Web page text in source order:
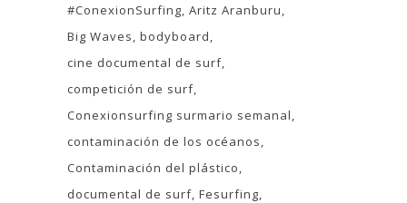
#ConexionSurfing Aritz Aranburu
Big Waves bodyboard
cine documental de surf
competición de surf
Conexionsurfing surmario semanal
contaminación de los océanos
Contaminación del plástico
documental de surf Fesurfing